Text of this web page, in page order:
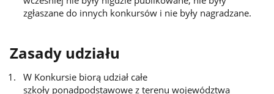
zgłaszane do innych konkursów i nie były nagradzane.
Zasady udziału
W Konkursie biorą udział całe
szkoły ponadpodstawowe z terenu województwa